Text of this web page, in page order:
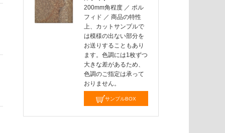
200mm角程度 ／ ポル
フィド ／ 商品の特性
上、カットサンプルで
は模様の出ない部分を
お送りすることもあり
ます。色調には1枚ずつ
大きな差があるため、
色調のご指定は承って
おりません。
サンプルBOX